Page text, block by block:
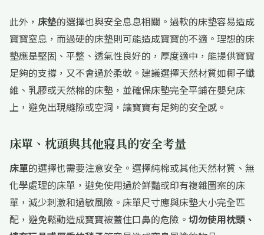
此外， 床墊的選擇也與安全息息相關。過軟的床墊容易造成
寶寶窒息，而過硬的床墊則可能造成寶寶的不適。理想的床
墊應是堅固、平整、透氣性良好的，厚度適中，能提供寶寶
足夠的支撐，又不會過於柔軟。建議選擇天然材質如椰子纖
維、乳膠或天然棉的床墊，並確保床墊完全平鋪在嬰兒床
上，避免出現縫隙或空洞，讓寶寶有足夠的安全感。
床單、枕頭與其他寢具的安全考量
床單的選擇也需要注意安全。選擇純棉或其他天然材質、無
化學處理的床單，避免使用過於鮮豔或印有複雜圖案的床
單，減少刺激和過敏風險。床單尺寸應與床墊大小完全匹
配，避免鬆動造成寶寶被蓋住口鼻的危險。 切勿使用枕頭、